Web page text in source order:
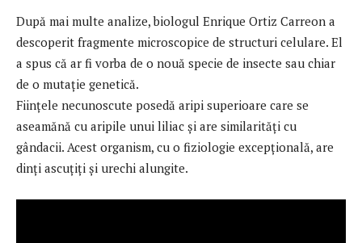
După mai multe analize, biologul Enrique Ortiz Carreon a
descoperit fragmente microscopice de structuri celulare. El
a spus că ar fi vorba de o nouă specie de insecte sau chiar
de o mutaţie genetică.
Fiinţele necunoscute posedă aripi superioare care se
aseamănă cu aripile unui liliac și are similarități cu
gândacii. Acest organism, cu o fiziologie excepţională, are
dinți ascuțiți și urechi alungite.